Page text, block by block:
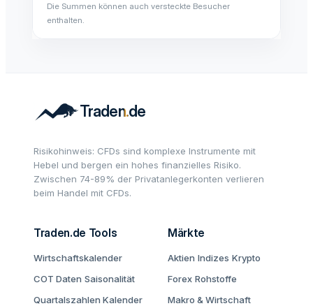
Die Summen können auch versteckte Besucher
enthalten.
Risikohinweis: CFDs sind komplexe Instrumente mit
Hebel und bergen ein hohes finanzielles Risiko.
Zwischen 74-89% der Privatanlegerkonten verlieren
beim Handel mit CFDs.
Traden.de Tools
Wirtschaftskalender
COT Daten Saisonalität
Quartalszahlen Kalender
Märkte
Aktien Indizes Krypto
Forex Rohstoffe
Makro & Wirtschaft